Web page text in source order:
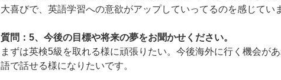
大喜びで、英語学習への意欲がアップしていってるのを感じてい
質問：5、今後の目標や将来の夢をお聞かせください。
まずは英検5級を取れる様に頑張りたい。今後海外に行く機会が
語で話せる様になりたいです。